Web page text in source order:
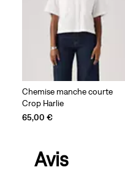
Chemise manche courte
Crop Harlie
65,00 €
Avis